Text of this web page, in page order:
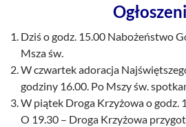
Dziś o godz. 15.00 Nabożeństwo
Msza św.
W czwartek adoracja
godziny 16.00. Po Mszy św.
W piątek Droga Krzyżowa o godz.
O 19.30 – Droga Krzyżowa